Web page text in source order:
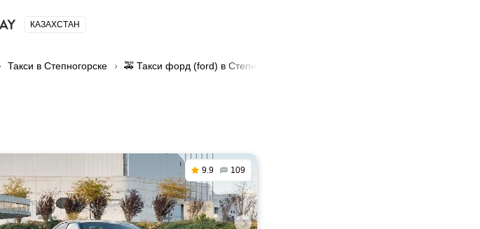
КАЗАХСТАН
Такси в Степногорске 🚕 Такси форд (ford) в Степногорске
9.9 109